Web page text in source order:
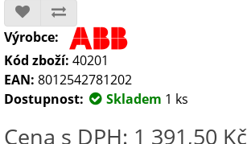
Výrobce:
Kód zboží: 40201
EAN: 8012542781202
Dostupnost:
Skladem 1 ks
Cena s DPH: 1 391,50 Kč